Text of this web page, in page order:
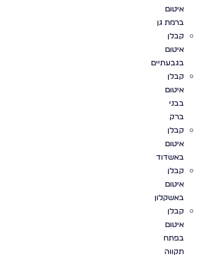
איטום
ברמת גן
קבלן
איטום
בגבעתיים
קבלן
איטום
בבני
ברק
קבלן
איטום
באשדוד
קבלן
איטום
באשקלון
קבלן
איטום
בפתח
תקווה